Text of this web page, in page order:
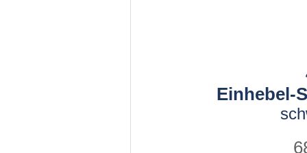
Einhebel-